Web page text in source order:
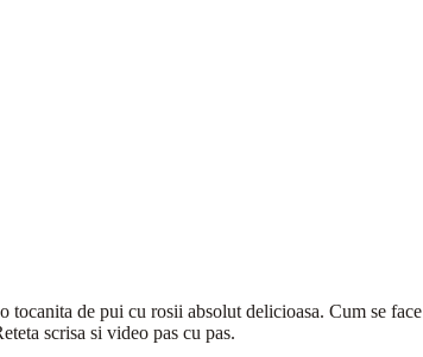
tocanita de pui cu rosii absolut delicioasa. Cum se face
scrisa si video pas cu pas.